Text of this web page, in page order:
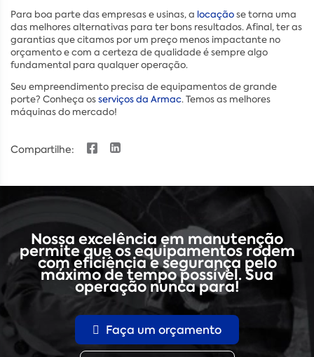
Para boa parte das empresas e usinas, a locaçãose torna uma
das melhores alternativas para ter bons resultados. Afinal, ter as
garantias que citamos por um preço menos impactante no
orçamento e com a certeza de qualidade é sempre algo
fundamental para qualquer operação.
Seu empreendimento precisa de equipamentos de grande
porte? Conheça osserviços da Armac. Temos as melhores
máquinas do mercado!
Compartilhe:
Nossa excelência em manutenção
permite que os equipamentos rodem
com eficiência e segurança pelo
máximo de tempo possível. Sua
operação nunca para!
Faça um orçamento